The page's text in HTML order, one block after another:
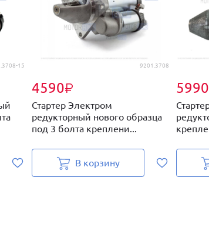
15 9201.3708
4590₽
Стартер Электром
редукторный нового образца
под 3 болта креплени...
В корзину
5990